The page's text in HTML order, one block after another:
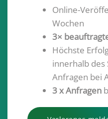
Online-
Wochen
3×
Höchste
innerhalb des
Anfragen bei
3 x Anfragen